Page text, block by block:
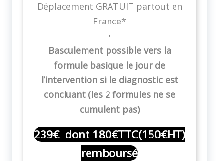
Déplacement GRATUIT partout en
France*
•
Basculement possible vers la
formule basique le jour de
l’intervention si le diagnostic est
concluant (les 2 formules ne se
cumulent pas)
239€ dont 180€TTC(150€HT)
remboursé